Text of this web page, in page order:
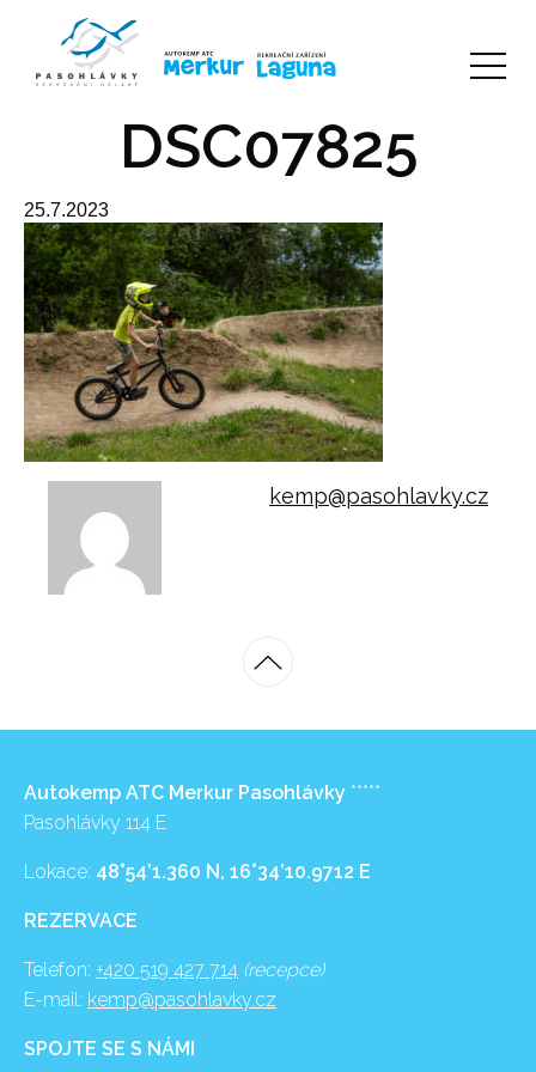
DSC07825
25.7.2023
kemp@pasohlavky.cz
Autokemp ATC Merkur Pasohlávky *****
Pasohlávky 114 E
Lokace: 48°54’1.360 N, 16°34’10.9712 E
REZERVACE
Telefon: +420 519 427 714 (recepce)
E-mail: kemp@pasohlavky.cz
SPOJTE SE S NÁMI